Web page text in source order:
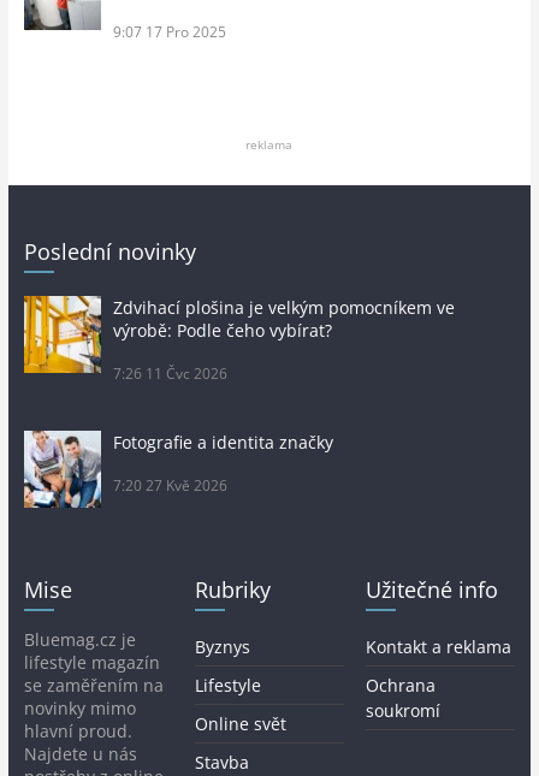
9:07 17 Pro 2025
reklama
Poslední novinky
Zdvihací plošina je velkým pomocníkem ve
výrobě: Podle čeho vybírat?
7:26 11 Čvc 2026
Fotografie a identita značky
7:20 27 Kvě 2026
Mise
Bluemag.cz je
lifestyle magazín
se zaměřením na
novinky mimo
hlavní proud.
Najdete u nás
Rubriky
Byznys
Lifestyle
Online svět
Stavba
Užitečné info
Kontakt a reklama
Ochrana
soukromí